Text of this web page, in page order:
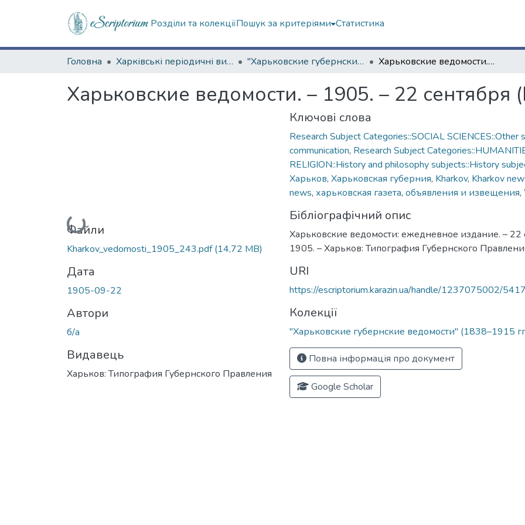
Розділи та колекціїПошук за критеріями Статистика
Головна Харківські періодичні видання "Харьковские губернские ведомости" (1838–1915 гг.) Харьковские ведомости. – 1905. – 22 сентября (№ 243)
Харьковские ведомости. – 1905. – 22
Вантажиться...
Файли
Kharkov_vedomosti_1905_243.pdf(14,72 MB)
Дата
1905-09-22
Автори
б/а
Видавець
Харьков: Типография Губернского Правления
Ключові слова
Research Subject Categories::SOCIAL SCIENCES::Other
communication, Research Subject
RELIGION::History and philosophy subjects::History
Харьков, Харьковская губерния, Kharkov, Kharkov
news, харьковская газета, объявления и извещения,
Бібліографічний опис
Харьковские ведомости: ежедневное издание. –
1905. – Харьков: Типография Губернского
URI
https://escriptorium.karazin.ua/handle/1237075002/
Колекції
"Харьковские губернские ведомости" (1838–1915
Повна інформація про документ
Google Scholar